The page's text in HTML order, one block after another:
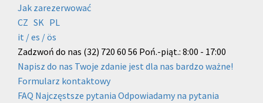
Jak zarezerwować
CZ SK PL
it /es / ös
Zadzwoń do nas (32) 720 60 56 Poń.-piąt.: 8:00 - 17:00
Napisz do nas Twoje zdanie jest dla nas bardzo ważne!
Formularz kontaktowy
FAQ Najczęstsze pytania Odpowiadamy na pytania